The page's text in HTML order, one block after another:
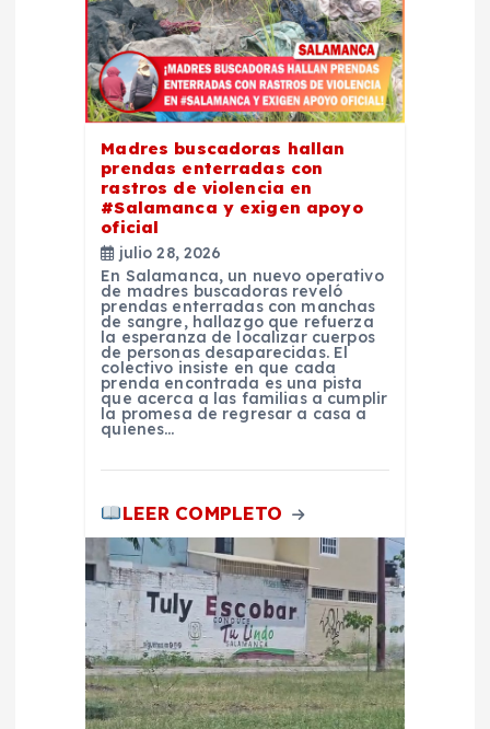
Madres buscadoras hallan
prendas enterradas con
rastros de violencia en
#Salamanca y exigen apoyo
oficial
julio 28, 2026
En Salamanca, un nuevo operativo
de madres buscadoras reveló
prendas enterradas con manchas
de sangre, hallazgo que refuerza
la esperanza de localizar cuerpos
de personas desaparecidas. El
colectivo insiste en que cada
prenda encontrada es una pista
que acerca a las familias a cumplir
la promesa de regresar a casa a
quienes…
LEER COMPLETO